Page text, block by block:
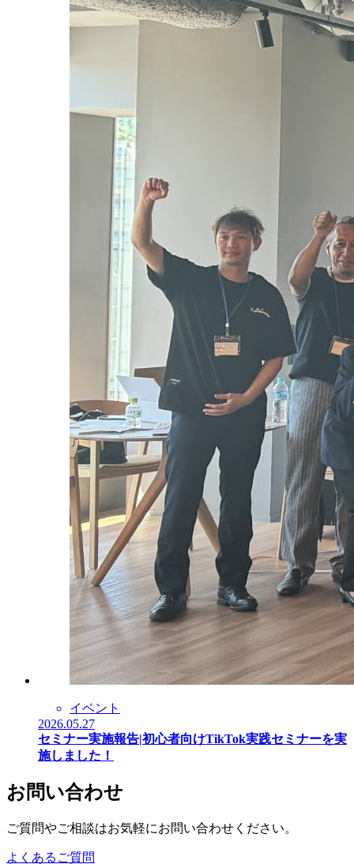
イベント
2026.05.27
セミナー実施報告|初心者向けTikTok実践セミナーを実
施しました！
お問い合わせ
ご質問やご相談はお気軽にお問い合わせください。
よくあるご質問